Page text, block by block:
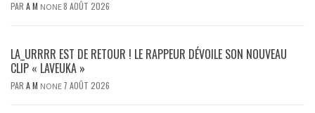
PAR A M NONE8 AOÛT 2026
LA_URRRR EST DE RETOUR ! LE RAPPEUR DÉVOILE SON NOUVEAU
CLIP « LAVEUKA »
PAR A M NONE 7 AOÛT 2026